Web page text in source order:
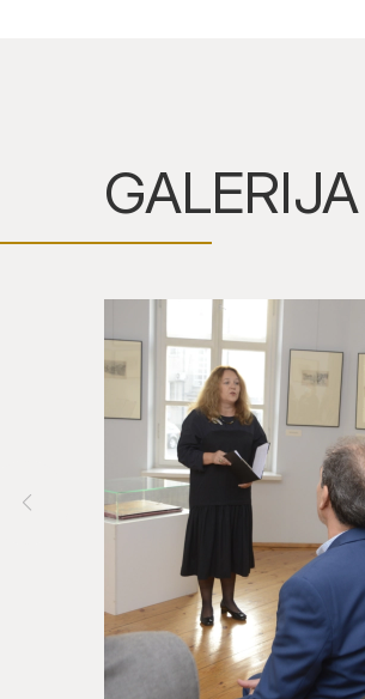
GALERIJA